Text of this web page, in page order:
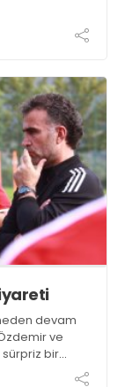
devam
ve
sürpriz bir